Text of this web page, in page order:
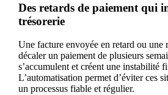
Des retards de paiement qui
trésorerie
Une facture envoyée en retard ou une
décaler un paiement de plusieurs
s’accumulent et créent une instabilité
L’automatisation permet d’éviter ces
un processus fiable et régulier.